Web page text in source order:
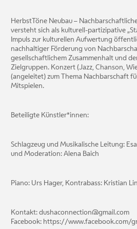
HerbstTöne Neubau –
versteht sich als kulturell-partizipative
Impuls zur kulturellen Aufwertung
nachhaltiger Förderung von
gesellschaftlichem Zusammenhalt und
Zielgruppen. Konzert (Jazz, Chanson,
(angeleitet) zum Thema Nachbarschaft
Mitspielen.
Beteiligte Künstler*innen:
Schlagzeug und Musikalische Leitung:
und Moderation: Alena Baich
Piano: Urs Hager, Kontrabass: Kristian
Kontakt: dushaconnection@gmail.com
Facebook: https://www.facebook.com/